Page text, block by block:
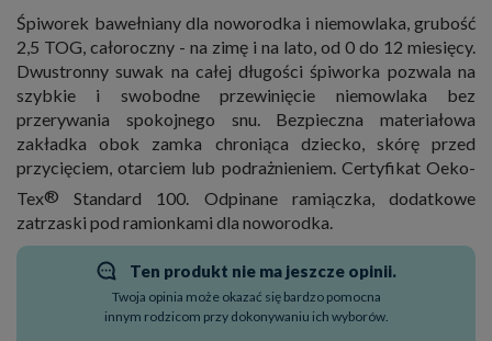
Śpiworek bawełniany dla noworodka i niemowlaka, grubość
2,5 TOG, całoroczny - na zimę i na lato, od 0 do 12 miesięcy.
Dwustronny suwak na całej długości śpiworka pozwala na
szybkie i swobodne przewinięcie niemowlaka bez
przerywania spokojnego snu. Bezpieczna materiałowa
zakładka obok zamka chroniąca dziecko, skórę przed
przycięciem, otarciem lub podrażnieniem. Certyfikat Oeko-
Tex® Standard 100. Odpinane ramiączka, dodatkowe
zatrzaski pod ramionkami dla noworodka.
Ten produkt nie ma jeszcze opinii.
Twoja opinia może okazać się bardzo pomocna
innym rodzicom przy dokonywaniu ich wyborów.